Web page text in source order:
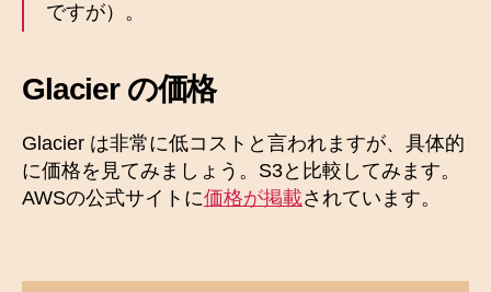
ですが）。
Glacier の価格
Glacier は非常に低コストと言われますが、具体的
に価格を見てみましょう。S3と比較してみます。
AWSの公式サイトに価格が掲載されています。